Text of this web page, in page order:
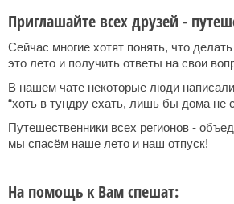
Приглашайте всех друзей -
Сейчас многие хотят понять, что
это лето и получить ответы на свои
В нашем чате некоторые люди
“хоть в тундру ехать, лишь бы дома не
Путешественники всех регионов -
мы спасём наше лето и наш отпуск!
На помощь к Вам спешат: